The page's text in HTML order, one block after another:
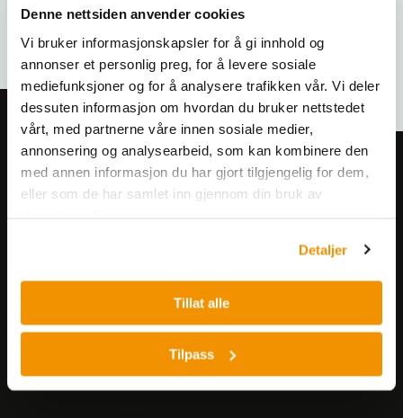
Denne nettsiden anvender cookies
Vi bruker informasjonskapsler for å gi innhold og
annonser et personlig preg, for å levere sosiale
mediefunksjoner og for å analysere trafikken vår. Vi deler
dessuten informasjon om hvordan du bruker nettstedet
vårt, med partnerne våre innen sosiale medier,
annonsering og analysearbeid, som kan kombinere den
med annen informasjon du har gjort tilgjengelig for dem,
eller som de har samlet inn gjennom din bruk av
Detaljer
Tillat alle
Tilpass
Meld deg på vårt nyhetsbrev!
Få informasjon om produkter,